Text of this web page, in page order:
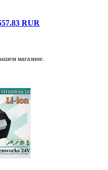
RUR
магазине.